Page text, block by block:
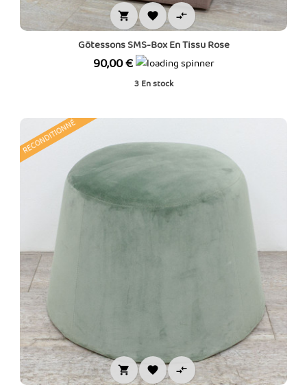
  
Götessons SMS-Box En Tissu Rose
Prix
90,00 €
3 En stock
RECONDITIONNÉ
  